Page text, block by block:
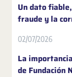
Un dato
fraude y la
02/07/2026
La
de Fundación